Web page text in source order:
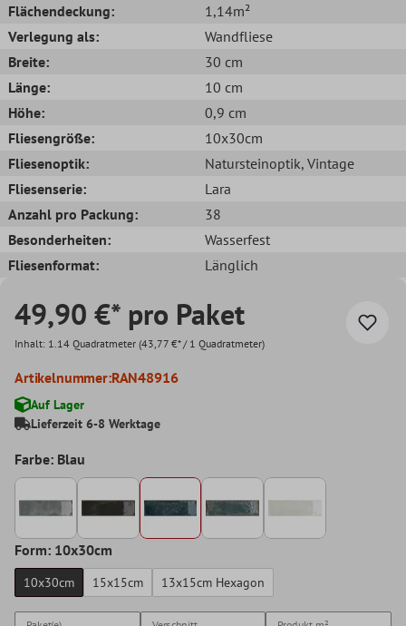
Flächendeckung:
1,14m²
Verlegung als:
Wandfliese
Breite:
30 cm
Länge:
10 cm
Höhe:
0,9 cm
Fliesengröße:
10x30cm
Fliesenoptik:
Natursteinoptik, Vintage
Fliesenserie:
Lara
Anzahl pro Packung:
38
Besonderheiten:
Wasserfest
Fliesenformat:
Länglich
49,90 €* pro Paket
Inhalt: 1.14 Quadratmeter (43,77 €* / 1 Quadratmeter)
Artikelnummer:RAN48916
Auf Lager
Lieferzeit 6-8 Werktage
Farbe: Blau
Form: 10x30cm
10x30cm 15x15cm 13x15cm Hexagon